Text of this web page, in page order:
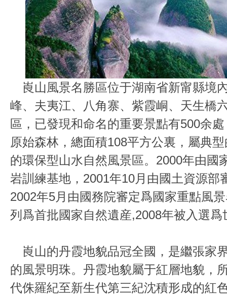
崀山風景名勝區位于湖南省新甯縣境
峰、夫夷江、八角寨、紫霞峒、天生橋
區，已發現和命名的重要景點有500余
原始森林，總面積108平方公裏，屬典
的環保型山水自然風景區。2000年由國
岩訓練基地，2001年10月由國土資源部
2002年5月由國務院審定爲國家重點風
列爲首批國家自然遺産,2008年被入選
崀山的丹霞地貌品冠全國，是繼張家
的風景明珠。丹霞地貌屬于紅層地貌，
代侏羅紀至新生代第三紀沈積形成的紅